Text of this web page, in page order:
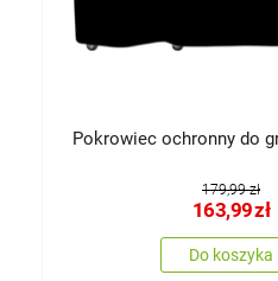
Pokrowiec ochronny do
179,99 zł
163,99zł
Do koszyka